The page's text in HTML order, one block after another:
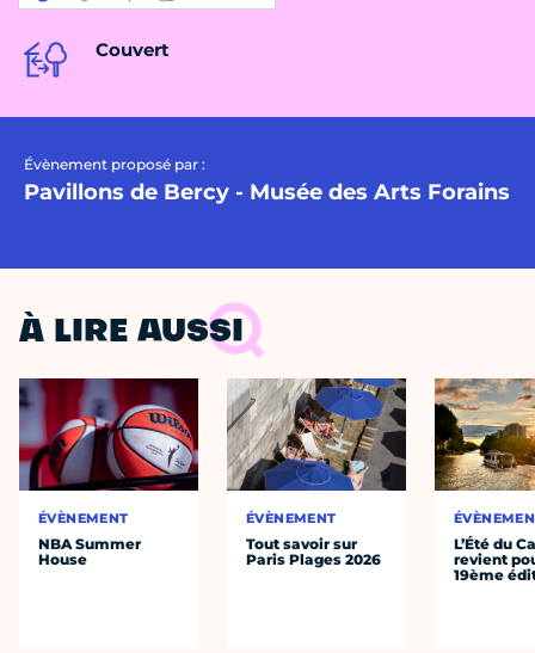
Couvert
Évènement proposé par :
Pavillons de Bercy - Musée des Arts Forains
À LIRE AUSSI
ÉVÈNEMENT
NBA Summer
House
ÉVÈNEMENT
Tout savoir sur
Paris Plages 2026
L’Été du
revient
19ème